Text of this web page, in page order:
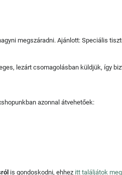
megszáradni. Ajánlott: Speciális
lezárt csomagolásban küldjük, így
azonnal átvehetőek:
is gondoskodni, ehhez itt találjátok meg